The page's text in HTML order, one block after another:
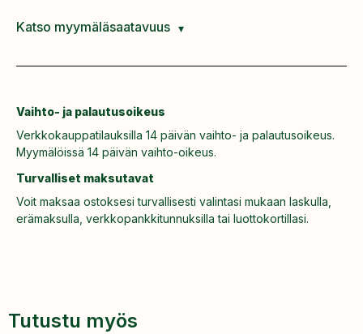
Katso myymäläsaatavuus
Vaihto- ja palautusoikeus
Verkkokauppatilauksilla 14 päivän vaihto- ja palautusoikeus.
Myymälöissä 14 päivän vaihto-oikeus.
Turvalliset maksutavat
Voit maksaa ostoksesi turvallisesti valintasi mukaan laskulla,
erämaksulla, verkkopankkitunnuksilla tai luottokortillasi.
Tutustu myös